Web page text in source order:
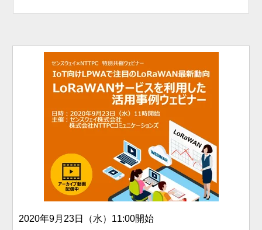
2020年9月23日（水） 11:00開始